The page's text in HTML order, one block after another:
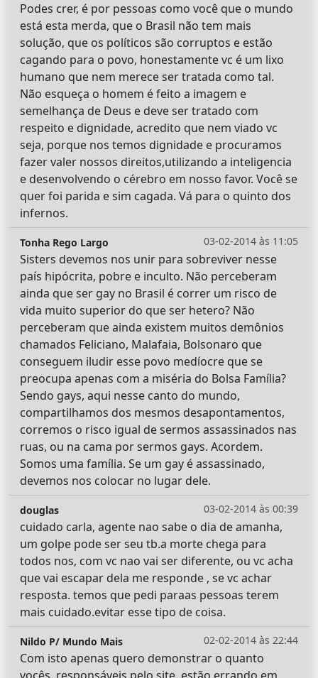
Podes crer, é por pessoas como você que o mundo
está esta merda, que o Brasil não tem mais
solução, que os políticos são corruptos e estão
cagando para o povo, honestamente vc é um lixo
humano que nem merece ser tratada como tal.
Não esqueça o homem é feito a imagem e
semelhança de Deus e deve ser tratado com
respeito e dignidade, acredito que nem viado vc
seja, porque nos temos dignidade e procuramos
fazer valer nossos direitos,utilizando a inteligencia
e desenvolvendo o cérebro em nosso favor. Você se
quer foi parida e sim cagada. Vá para o quinto dos
infernos.
03-02-2014 às 11:05
Tonha Rego Largo
Sisters devemos nos unir para sobreviver nesse
país hipócrita, pobre e inculto. Não perceberam
ainda que ser gay no Brasil é correr um risco de
vida muito superior do que ser hetero? Não
perceberam que ainda existem muitos demônios
chamados Feliciano, Malafaia, Bolsonaro que
conseguem iludir esse povo medíocre que se
preocupa apenas com a miséria do Bolsa Família?
Sendo gays, aqui nesse canto do mundo,
compartilhamos dos mesmos desapontamentos,
corremos o risco igual de sermos assassinados nas
ruas, ou na cama por sermos gays. Acordem.
Somos uma família. Se um gay é assassinado,
devemos nos colocar no lugar dele.
03-02-2014 às 00:39
douglas
cuidado carla, agente nao sabe o dia de amanha,
um golpe pode ser seu tb.a morte chega para
todos nos, com vc nao vai ser diferente, ou vc acha
que vai escapar dela me responde , se vc achar
resposta. temos que pedi paraas pessoas terem
mais cuidado.evitar esse tipo de coisa.
02-02-2014 às 22:44
Nildo P/ Mundo Mais
Com isto apenas quero demonstrar o quanto